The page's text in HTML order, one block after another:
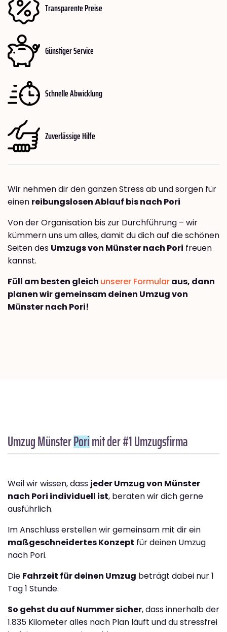
Transparente Preise
Günstiger Service
Schnelle Abwicklung
Zuverlässige Hilfe
Wir nehmen dir den ganzen Stress ab und sorgen für
einen reibungslosen Ablauf bis nach Pori
Von der Organisation bis zur Durchführung – wir
kümmern uns um alles, damit du dich auf die schönen
Seiten des Umzugs von Münster nach Pori freuen
kannst.
Füll am besten gleich unserer Formularaus, dann
planen wir gemeinsam deinen Umzug von
Münster nach Pori!
Umzug MünsterPorimit der #1 Umzugsfirma
Weil wir wissen, dass jeder Umzug von Münster
nach Pori individuell ist, beraten wir dich gerne
ausführlich.
Im Anschluss erstellen wir gemeinsam mit dir ein
maßgeschneidertes Konzept für deinen Umzug
nach Pori.
Die Fahrzeit für deinen Umzug beträgt dabei nur 1
Tag 1 Stunde.
So gehst du auf Nummer sicher, dass innerhalb der
1.835 Kilometer alles nach Plan läuft und du stressfrei